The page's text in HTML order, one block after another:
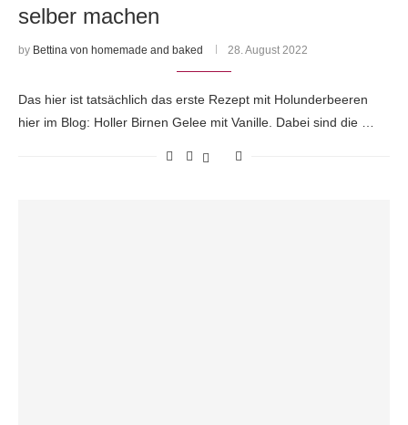
selber machen
by Bettina von homemade and baked 28. August 2022
Das hier ist tatsächlich das erste Rezept mit Holunderbeeren
hier im Blog: Holler Birnen Gelee mit Vanille. Dabei sind die …